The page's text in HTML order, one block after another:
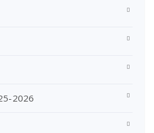
2026